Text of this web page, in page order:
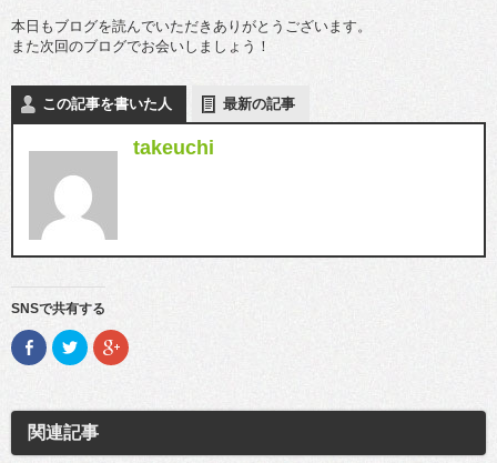
本日もブログを読んでいただきありがとうございます。
また次回のブログでお会いしましょう！
この記事を書いた人 最新の記事
takeuchi
SNSで共有する
F
a
o
o
k
で
ク
リ
て
T
w
i
ク
リ
て
o
関連記事